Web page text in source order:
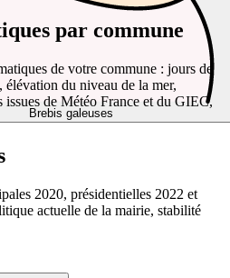
Brebis galeuses
par commune
de votre commune : jours de
élévation du niveau de la mer,
issues de Météo France et du GIEC,
2020, présidentielles 2022 et
actuelle de la mairie, stabilité